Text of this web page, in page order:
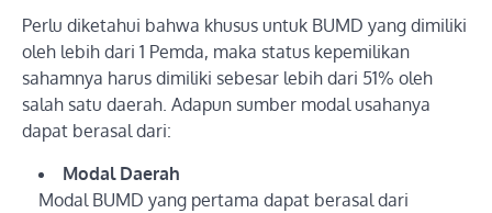
Perlu diketahui bahwa khusus untuk BUMD yang dimiliki
oleh lebih dari 1 Pemda, maka status kepemilikan
sahamnya harus dimiliki sebesar lebih dari 51% oleh
salah satu daerah. Adapun sumber modal usahanya
dapat berasal dari:
Modal Daerah
Modal BUMD yang pertama dapat berasal dari